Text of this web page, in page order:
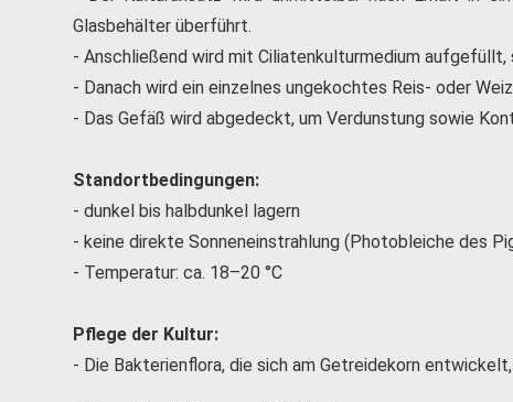
Glasbehälter überführt.
- Anschließend wird mit Ciliatenkulturmedium
- Danach wird ein einzelnes ungekochtes Reis- oder
- Das Gefäß wird abgedeckt, um Verdunstung sowie
Standortbedingungen:
- dunkel bis halbdunkel lagern
- keine direkte Sonneneinstrahlung (Photobleiche des
- Temperatur: ca. 18–20 °C
Pflege der Kultur:
- Die Bakterienflora, die sich am Getreidekorn